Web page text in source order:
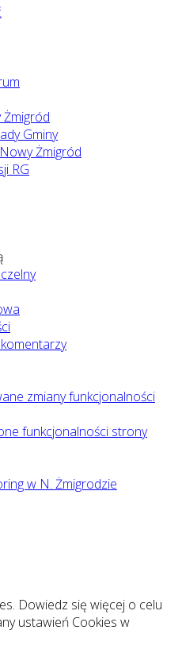
Żmigród
Gminy
Żmigród
RG
zmiany funkcjonalności
funkcjonalności strony
w N. Żmigrodzie
Dowiedz się więcej o celu
ustawień Cookies w